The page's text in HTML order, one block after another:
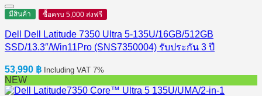
มีสินค้า ซื้อครบ 5,000 ส่งฟรี
Dell Dell Latitude 7350 Ultra 5-135U/16GB/512GB
SSD/13.3″/Win11Pro (SNS7350004) รับประกัน 3 ปี
53,990 ฿ Including VAT 7%
NEW